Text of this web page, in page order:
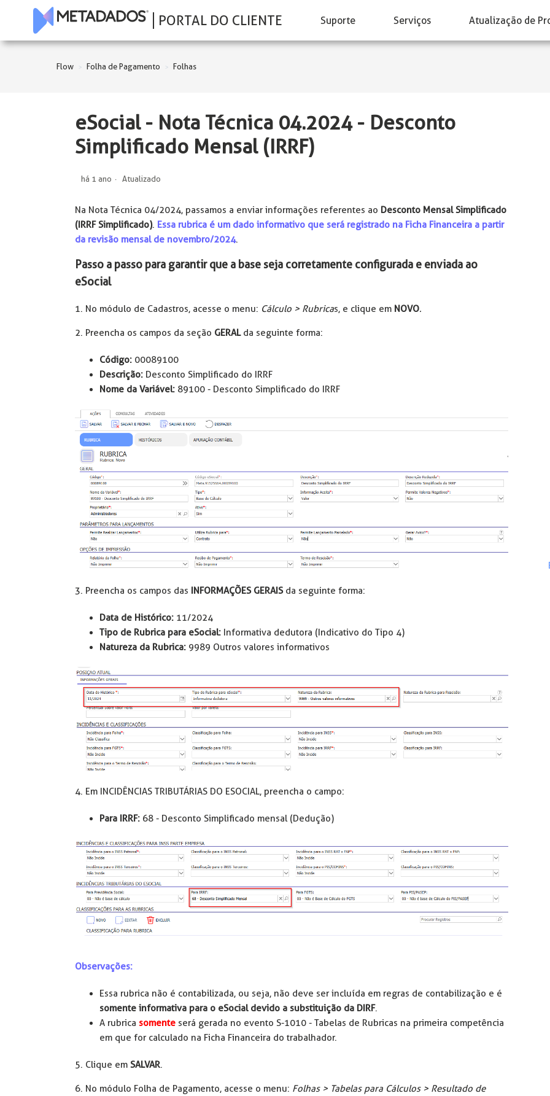
PORTAL DO CLIENTE Suporte Serviços Atualização de
Flow Folha de Pagamento Folhas
eSocial - Nota Técnica 04.2024 - Desconto
Simplificado Mensal (IRRF)
há 1 ano Atualizado
Na Nota Técnica 04/2024, passamos a enviar informações referentes ao Desconto Mensal Simplificado
(IRRF Simplificado). Essa rubrica é um dado informativo que será registrado na Ficha Financeira a partir
da revisão mensal de novembro/2024.
Passo a passo para garantir que a base seja corretamente configurada e enviada ao
eSocial
1. No módulo de Cadastros, acesse o menu: Cálculo > Rubricas, e clique em NOVO.
2. Preencha os campos da seção GERALda seguinte forma:
Código: 00089100
Descrição: Desconto Simplificado do IRRF
Nome da Variável: 89100 - Desconto Simplificado do IRRF
3. Preencha os campos das INFORMAÇÕES GERAISda seguinte forma:
Data de Histórico: 11/2024
Tipo de Rubrica para eSocial: Informativa dedutora (Indicativo do Tipo 4)
Natureza da Rubrica: 9989 Outros valores informativos
4. Em INCIDÊNCIAS TRIBUTÁRIAS DO ESOCIAL, preencha o campo:
Para IRRF: 68 - Desconto Simplificado mensal (Dedução)
Observações:
Essa rubrica não é contabilizada, ou seja, não deve ser incluída em regras de contabilização e é
somente informativa para o eSocial devido a substituição da DIRF.
A rubrica somente será gerada no evento S-1010 - Tabelas de Rubricas na primeira competência
em que for calculado na Ficha Financeira do trabalhador.
5. Clique em SALVAR.
6. No módulo Folha de Pagamento, acesse o menu: Folhas > Tabelas para Cálculos > Resultado de